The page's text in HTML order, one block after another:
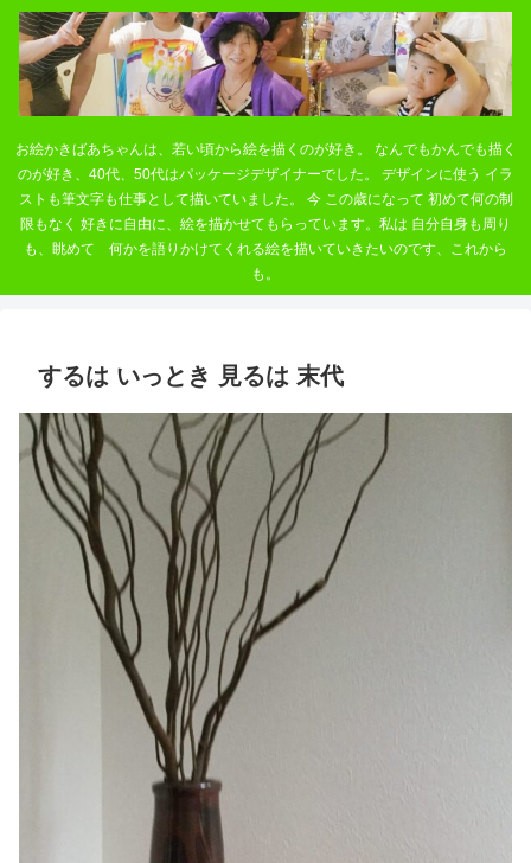
お絵かきばあちゃんは、若い頃から絵を描くのが好き。 なんでもかんでも描く
のが好き、40代、50代はパッケージデザイナーでした。 デザインに使う イラ
ストも筆文字も仕事として描いていました。 今 この歳になって 初めて何の制
限もなく 好きに自由に、絵を描かせてもらっています。私は 自分自身も周り
も、眺めて 何かを語りかけてくれる絵を描いていきたいのです、これから
も。
するは いっとき 見るは 末代